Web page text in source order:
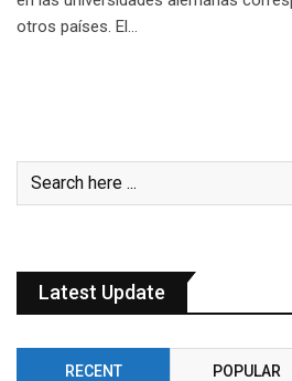
otros países. El…
Latest Update
RECENT POPULAR